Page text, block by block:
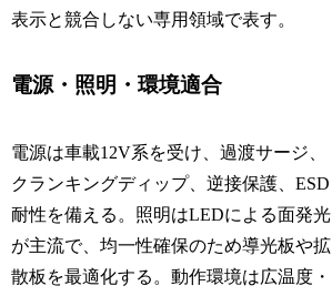
表示と競合しない専用領域で表す。
電源・照明・環境適合
電源は車載12V系を受け、過渡サージ、
クランキングディップ、逆接保護、ESD
耐性を備える。照明はLEDによる面発光
が主流で、均一性確保のため導光板や拡
散板を最適化する。動作環境は広温度・